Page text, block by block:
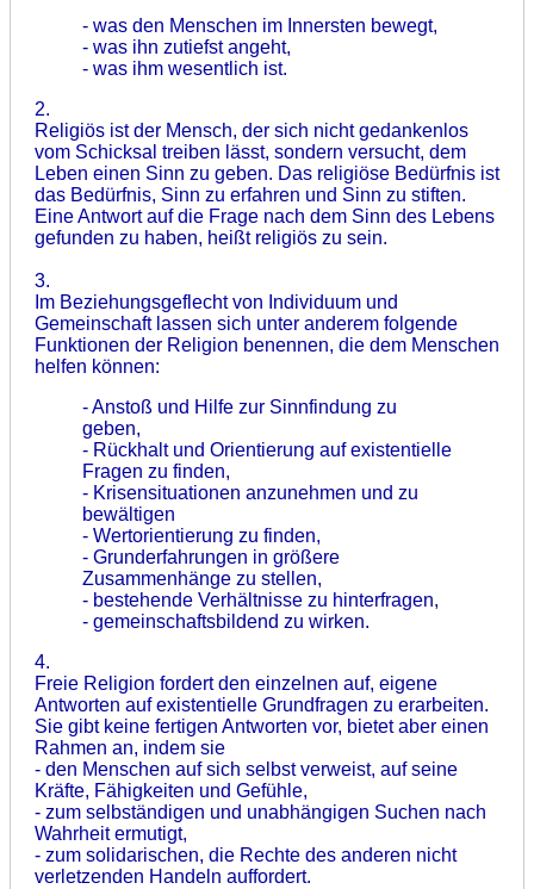
- was den Menschen im Innersten bewegt,
- was ihn zutiefst angeht,
- was ihm wesentlich ist.
2.
Religiös ist der Mensch, der sich nicht gedankenlos
vom Schicksal treiben lässt, sondern versucht, dem
Leben einen Sinn zu geben. Das religiöse Bedürfnis ist
das Bedürfnis, Sinn zu erfahren und Sinn zu stiften.
Eine Antwort auf die Frage nach dem Sinn des Lebens
gefunden zu haben, heißt religiös zu sein.
3.
Im Beziehungsgeflecht von Individuum und
Gemeinschaft lassen sich unter anderem folgende
Funktionen der Religion benennen, die dem Menschen
helfen können:
- Anstoß und Hilfe zur Sinnfindung zu
geben,
- Rückhalt und Orientierung auf existentielle
Fragen zu finden,
- Krisensituationen anzunehmen und zu
bewältigen
- Wertorientierung zu finden,
- Grunderfahrungen in größere
Zusammenhänge zu stellen,
- bestehende Verhältnisse zu hinterfragen,
- gemeinschaftsbildend zu wirken.
4.
Freie Religion fordert den einzelnen auf, eigene
Antworten auf existentielle Grundfragen zu erarbeiten.
Sie gibt keine fertigen Antworten vor, bietet aber einen
Rahmen an, indem sie
- den Menschen auf sich selbst verweist, auf seine
Kräfte, Fähigkeiten und Gefühle,
- zum selbständigen und unabhängigen Suchen nach
Wahrheit ermutigt,
- zum solidarischen, die Rechte des anderen nicht
verletzenden Handeln auffordert.